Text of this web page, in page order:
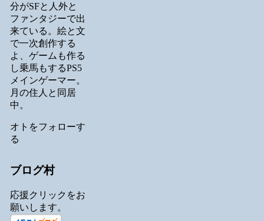
分がSFと人外と
ファンタジーで出
来ている。絵と文
で一次創作する
よ、ゲームも作る
し乗馬もするPS5
メインゲーマー。
月の住人と同居
中。
オトをフォローす
る
ブログ村
応援クリックをお
願いします。